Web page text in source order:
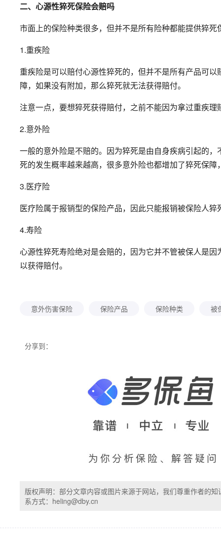
二、心源性猝死保险会赔吗
市面上的保险种类很多，但并不是所有险种都能提供猝
1.重疾险
重疾险是可以赔付心源性猝死的，但并不是所有产品可
障，如果没有附加，那么猝死就无法获得赔付。
注意一点，要想猝死获得赔付，之前不能因为拿过重疾
2.意外险
一般的意外险是不赔的。因为猝死是由自身疾病引起的
死的发生概率越来越高，很多意外险也都增加了猝死保
3.医疗险
医疗险属于报销型的保险产品，因此只能报销被保险人
4.寿险
心源性猝死寿险绝对是会赔的，因为它并不管被保人是
以获得赔付。
版权声明：部分文章内容或图片来源于网站，我们尊重作者的
系方式：heling@dby.cn
分享到：
意外伤害保险 保险产品 保险种类 被